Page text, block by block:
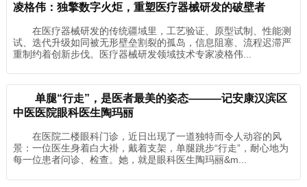
凌格伟：独擎数字火炬，重塑医疗器械研发的破壁者
在医疗器械研发的传统疆域里，工艺验证、原型试制、性能测
试、迭代升级如同被无形壁垒割裂的孤岛，信息阻塞、流程迟滞严
重制约着创新步伐。医疗器械研发领域技术专家凌格伟...
单腿“行走”，是医者最美的姿态———记安康汉滨区
中医医院眼科医生陶玛丽
在医院二楼眼科门诊，近日出现了一道独特而令人动容的风
景：一位医生身着白大褂，戴着支架，单腿跳步“行走”，耐心地为
每一位患者问诊、检查。她，就是眼科医生陶玛丽&m...